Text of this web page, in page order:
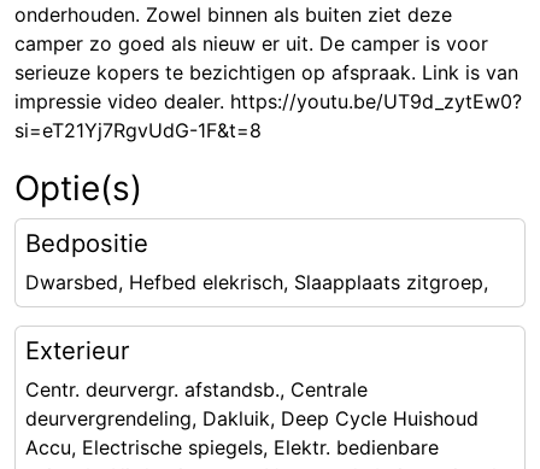
onderhouden. Zowel binnen als buiten ziet deze
camper zo goed als nieuw er uit. De camper is voor
serieuze kopers te bezichtigen op afspraak. Link is van
impressie video dealer. https://youtu.be/UT9d_zytEw0?
si=eT21Yj7RgvUdG-1F&t=8
Optie(s)
Bedpositie
Dwarsbed, Hefbed elekrisch, Slaapplaats zitgroep,
Exterieur
Centr. deurvergr. afstandsb., Centrale
deurvergrendeling, Dakluik, Deep Cycle Huishoud
Accu, Electrische spiegels, Elektr. bedienbare